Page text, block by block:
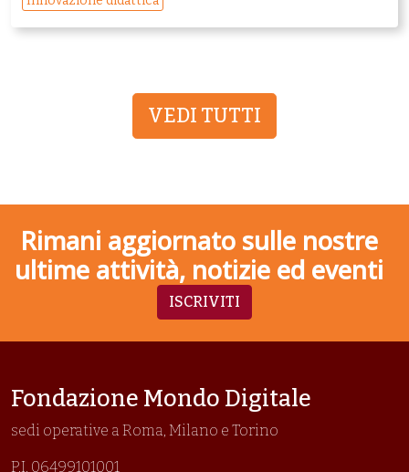
VEDI TUTTI
Rimani aggiornato sulle nostre
ultime attività, notizie ed eventi
ISCRIVITI
Fondazione Mondo Digitale
sedi operative a Roma, Milano e Torino
P.I. 06499101001